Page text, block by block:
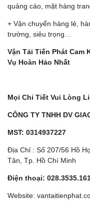
quảng cáo, mặt hàng
+ Vận chuyển hàng lẻ,
trường, siêu trọng…
Vận Tải Tiến Phát Cam
Vụ Hoàn Hảo Nhất
Mọi Chi Tiết Vui Lòng
CÔNG TY TNHH DV
MST: 0314937227
Địa Chỉ : Số 207/56 Hồ
Tân, Tp. Hồ Chí Minh
Điện thoại:
Website:
CHÀNH XE CẦN THƠ: CHỈ 750Đ/KG, GIÁ TIẾT KIỆM,